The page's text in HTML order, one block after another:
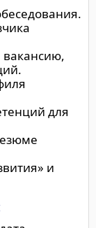
вакансию,
для
и